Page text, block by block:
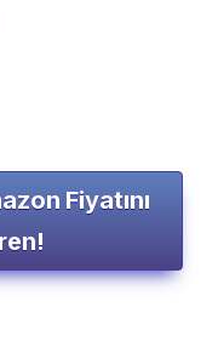
Fiyatını